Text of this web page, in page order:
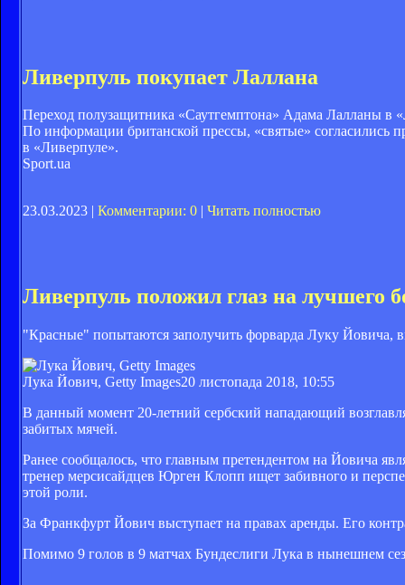
Ливерпуль покупает Лаллана
Переход полузащитника «Саутгемптона» Адама Лалланы в
По информации британской прессы, «святые» согласились
в «Ливерпуле».
Sport.ua
23.03.2023 | Комментарии: 0 | Читать полностью
Ливерпуль положил глаз на лучшего
"Красные" попытаются заполучить форварда Луку Йовича,
Лука Йович, Getty Images20 листопада 2018, 10:55
В данный момент 20-летний сербский нападающий
забитых мячей.
Ранее сообщалось, что главным претендентом на Йовича
тренер мерсисайдцев Юрген Клопп ищет забивного и
этой роли.
За Франкфурт Йович выступает на правах аренды. Его
Помимо 9 голов в 9 матчах Бундеслиги Лука в нынешнем